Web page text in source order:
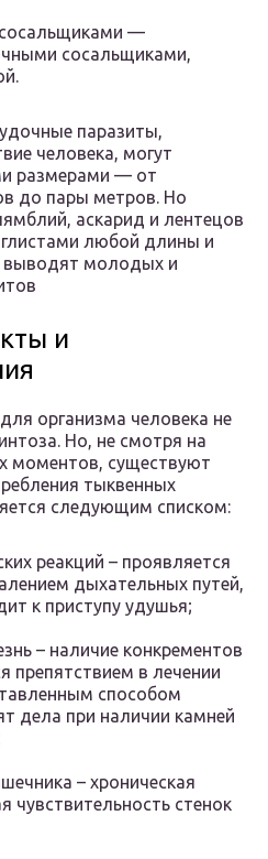
—
сосальщиками,
паразиты,
человека, могут
размерами — от
до пары метров. Но
аскарид и лентецов
любой длины и
выводят молодых и
и
организма человека не
Но, не смотря на
моментов, существуют
тыквенных
следующим списком:
реакций – проявляется
дыхательных путей,
к приступу удушья;
– наличие конкрементов
препятствием в лечении
способом
дела при наличии камней
– хроническая
чувствительность стенок